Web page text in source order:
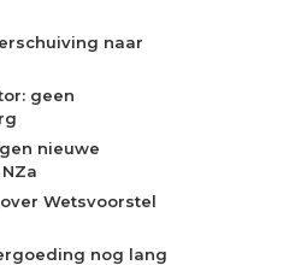
naar
geen
nieuwe
Wetsvoorstel
nog lang